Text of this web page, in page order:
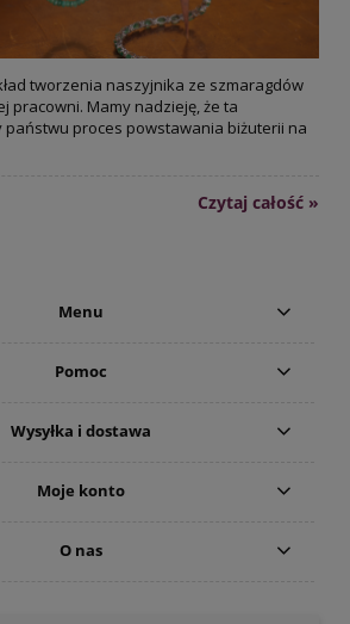
tworzenia naszyjnika ze szmaragdów
pracowni. Mamy nadzieję, że ta
proces powstawania biżuterii na
Czytaj całość »
Menu
Pomoc
Wysyłka i dostawa
Moje konto
O nas